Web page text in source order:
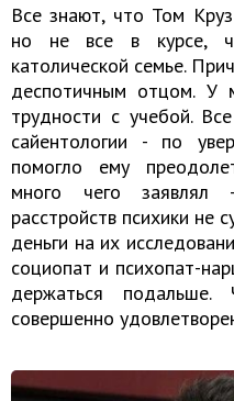
Все знают, что Том
но не все в курсе,
католической семье.
деспотичным отцом. У
трудности с учебой.
сайентологии - по
помогло ему
много чего заявлял
расстройств психики не
деньги на их
социопат и психопат-
держаться
совершенно